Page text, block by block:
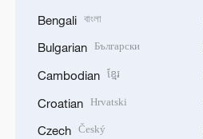
Bengali বাংলা
Bulgarian Български
Cambodian ខ្មែរ
Croatian Hrvatski
Czech Český